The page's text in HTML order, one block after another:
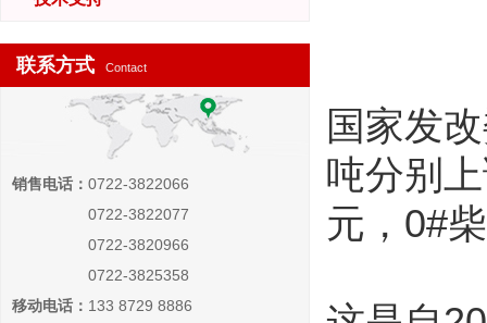
联系方式 Contact
销售电话： 0722-3822066
0722-3822077
0722-3820966
0722-3825358
移动电话： 133 8729 8886
国家发
吨分别
元，0#